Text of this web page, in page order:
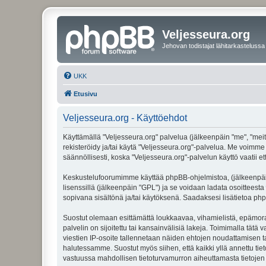
Veljesseura.org
Jehovan todistajat lähitarkastelussa
UKK
Etusivu
Veljesseura.org - Käyttöehdot
Käyttämällä "Veljesseura.org" palvelua (jälkeenpäin "me",
rekisteröidy ja/tai käytä "Veljesseura.org"-palvelua. Me
säännöllisesti, koska "Veljesseura.org"-palvelun käyttö vaatii
Keskustelufoorumimme käyttää phpBB-ohjelmistoa,
lisenssillä (jälkeenpäin "GPL") ja se voidaan ladata osoitteesta
sopivana sisältönä ja/tai käytöksenä. Saadaksesi lisätietoa
Suostut olemaan esittämättä loukkaavaa, vihamielistä,
palvelin on sijoitettu tai kansainvälisiä lakeja. Toimimalla tätä
viestien IP-osoite tallennetaan näiden ehtojen noudattamisen
halutessamme. Suostut myös siihen, että kaikki yllä annettu
vastuussa mahdollisen tietoturvamurron aiheuttamasta